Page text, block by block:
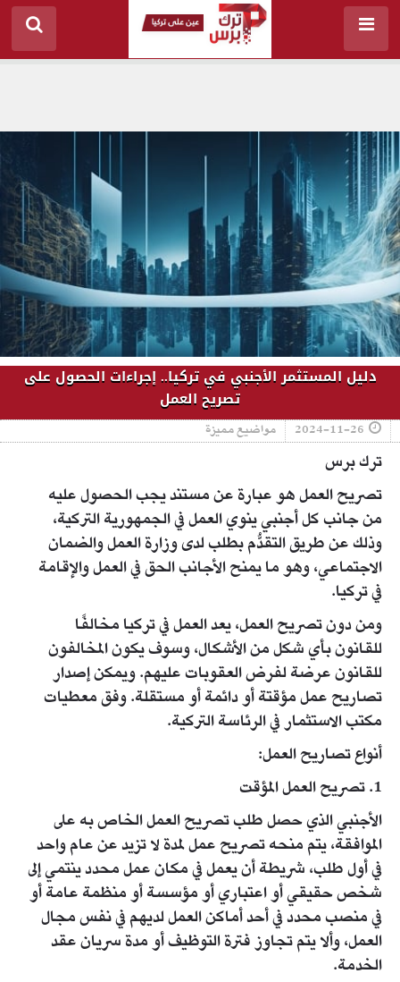
دليل المستثمر الأجنبي في تركيا.. إجراءات الحصول على
تصريح العمل
2024-11-26 مواضيع مميزة
ترك برس
تصريح العمل هو عبارة عن مستند يجب الحصول عليه
من جانب كل أجنبي ينوي العمل في الجمهورية التركية،
وذلك عن طريق التقدُّم بطلب لدى وزارة العمل والضمان
الاجتماعي، وهو ما يمنح الأجانب الحق في العمل والإقامة
في تركيا.
ومن دون تصريح العمل، يعد العمل في تركيا مخالفًا
للقانون بأي شكل من الأشكال، وسوف يكون المخالفون
للقانون عرضة لفرض العقوبات عليهم. ويمكن إصدار
تصاريح عمل مؤقتة أو دائمة أو مستقلة. وفق معطيات
مكتب الاستثمار في الرئاسة التركية.
أنواع تصاريح العمل:
1. تصريح العمل المؤقت
الأجنبي الذي حصل طلب تصريح العمل الخاص به على
الموافقة، يتم منحه تصريح عمل لمدة لا تزيد عن عام واحد
في أول طلب، شريطة أن يعمل في مكان عمل محدد ينتمي إلى
شخص حقيقي أو اعتباري أو مؤسسة أو منظمة عامة أو
في منصب محدد في أحد أماكن العمل لديهم في نفس مجال
العمل، وألا يتم تجاوز فترة التوظيف أو مدة سريان عقد
الخدمة.​​​